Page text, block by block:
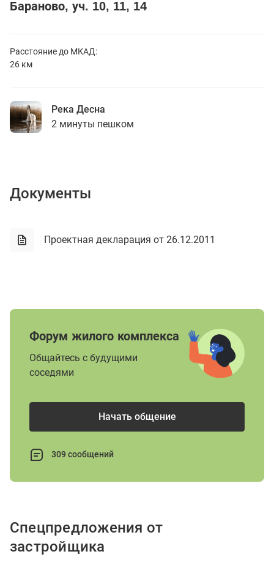
Бараново, уч. 10, 11, 14
Расстояние до МКАД:
26 км
Река Десна
2 минуты пешком
Документы
Проектная декларация от 26.12.2011
Форум жилого комплекса
Общайтесь с будущими
соседями
Начать общение
309 сообщений
Спецпредложения от
застройщика